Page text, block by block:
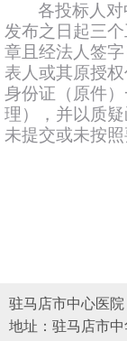
各投标人
发布之日起三
章且经法人签
表人或其原授
身份证（原件
理），并以质
未提交或未按
驻马店市中心医院
地址：驻马店市